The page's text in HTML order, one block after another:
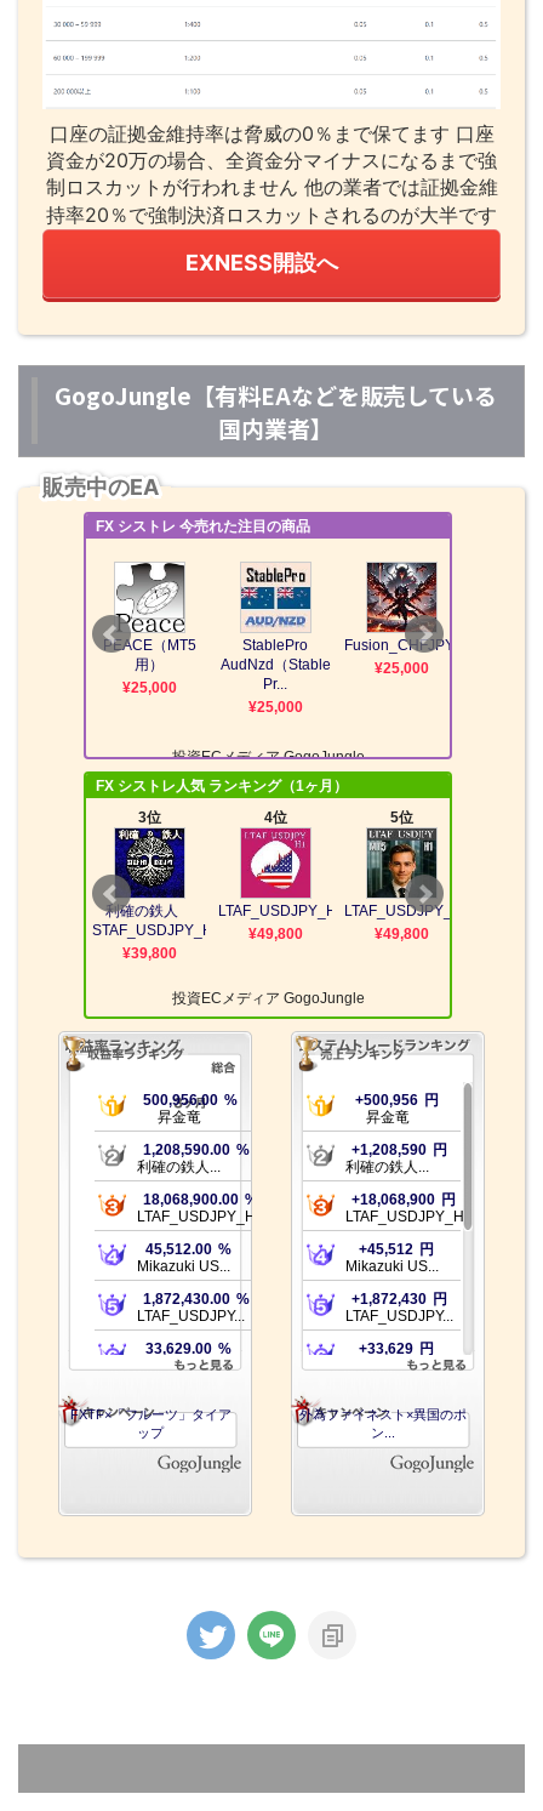
口座の証拠金維持率は脅威の0％まで保てます 口座
資金が20万の場合、全資金分マイナスになるまで強
制ロスカットが行われません 他の業者では証拠金維
持率20％で強制決済ロスカットされるのが大半です
EXNESS開設へ
GogoJungle【有料EAなどを販売している
国内業者】
販売中のEA